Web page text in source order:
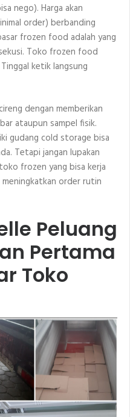
nego). Harga akan
order) berbanding
frozen food adalah yang
Toko frozen food
ketik langsung
dengan memberikan
ataupun sampel fisik.
gudang cold storage bisa
Tetapi jangan lupakan
frozen yang bisa kerja
meningkatkan order rutin
Peluang
Pertama
Toko